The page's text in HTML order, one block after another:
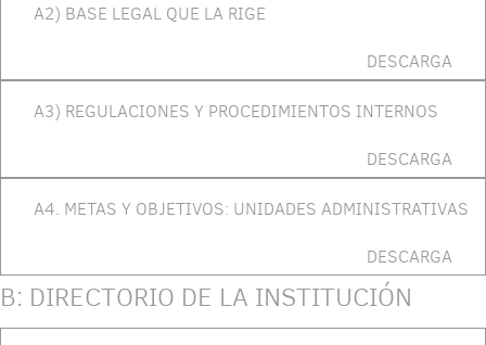
A2) BASE LEGAL QUE LA RIGE
DESCARGA
A3) REGULACIONES Y PROCEDIMIENTOS INTERNOS
DESCARGA
A4. METAS Y OBJETIVOS: UNIDADES ADMINISTRATIVAS
DESCARGA
B: DIRECTORIO DE LA INSTITUCIÓN